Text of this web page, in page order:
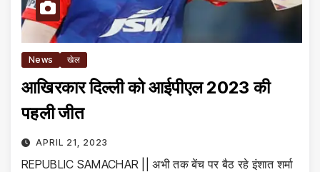
News खेल
आखिरकार दिल्ली को आईपीएल 2023 की
पहली जीत
APRIL 21, 2023
REPUBLIC SAMACHAR || अभी तक बेंच पर बैठ रहे इंशात शर्मा